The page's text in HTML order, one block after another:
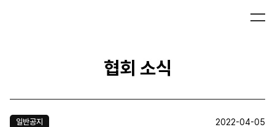
협회 소식
일반공지 2022-04-05